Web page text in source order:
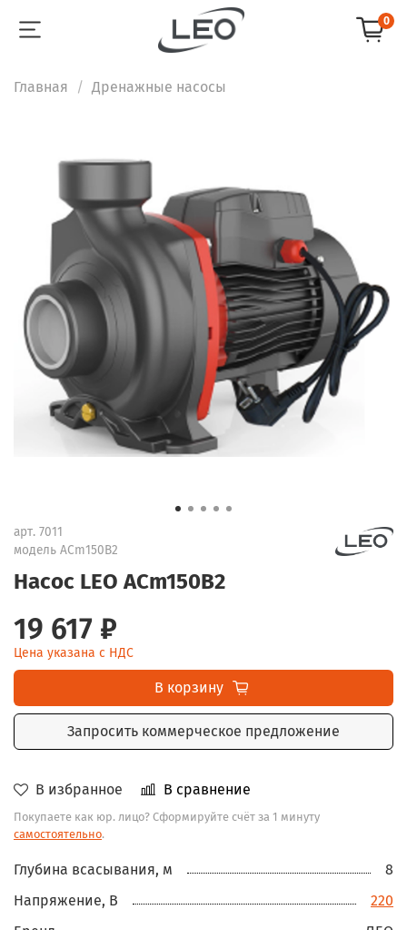
0
Главная Дренажные насосы
арт. 7011
модель ACm150B2
Насос LEO ACm150B2
В избранное В сравнение
Покупаете как юр. лицо? Сформируйте счёт за 1 минуту
самостоятельно.
19 617 ₽
Цена указана с НДС
В корзину
Запросить коммерческое предложение
Глубина всасывания, м
8
Напряжение, В
220